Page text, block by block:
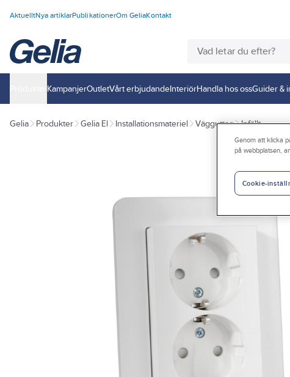
AktuelltNya artiklarPublikationerOm GeliaKontakt
KampanjerOutletVårt erbjudandeInteriörHandla hos ossGuider &
Gelia Produkter Gelia El Installationsmateriel Vägguttag Infällt
Genom att klicka
på webbplatsen,
Cookie-